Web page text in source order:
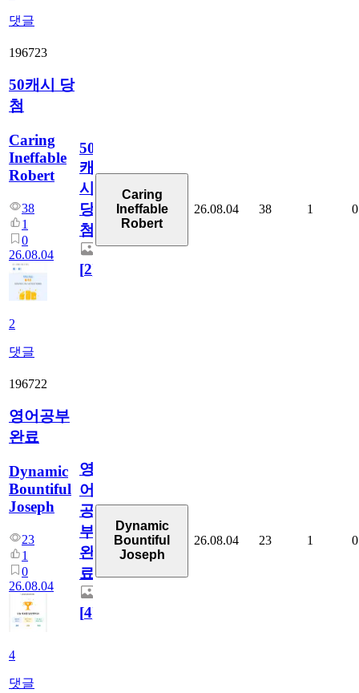
댓글
196723
50캐시 당
첨
Caring
Ineffable
Robert
38
1
0
26.08.04
2
댓글
50
캐
시
당
첨
[2]
Caring
Ineffable
Robert
26.08.04 38 1 0
196722
영어공부
완료
Dynamic
Bountiful
Joseph
23
1
0
26.08.04
4
댓글
영
어
공
부
완
료
[4]
Dynamic
Bountiful
Joseph
26.08.04 23 1 0